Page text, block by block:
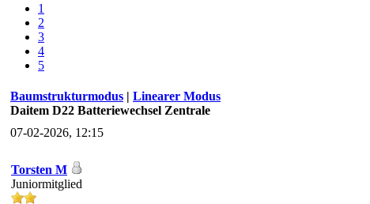
1
2
3
4
5
Baumstrukturmodus | Linearer Modus
Daitem D22 Batteriewechsel Zentrale
07-02-2026, 12:15
Torsten M
Juniormitglied